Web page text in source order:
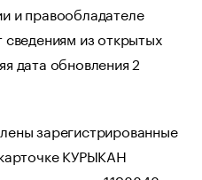
и правообладателе
сведениям из открытых
дата обновления 2
зарегистрированные
КУРЫКАН